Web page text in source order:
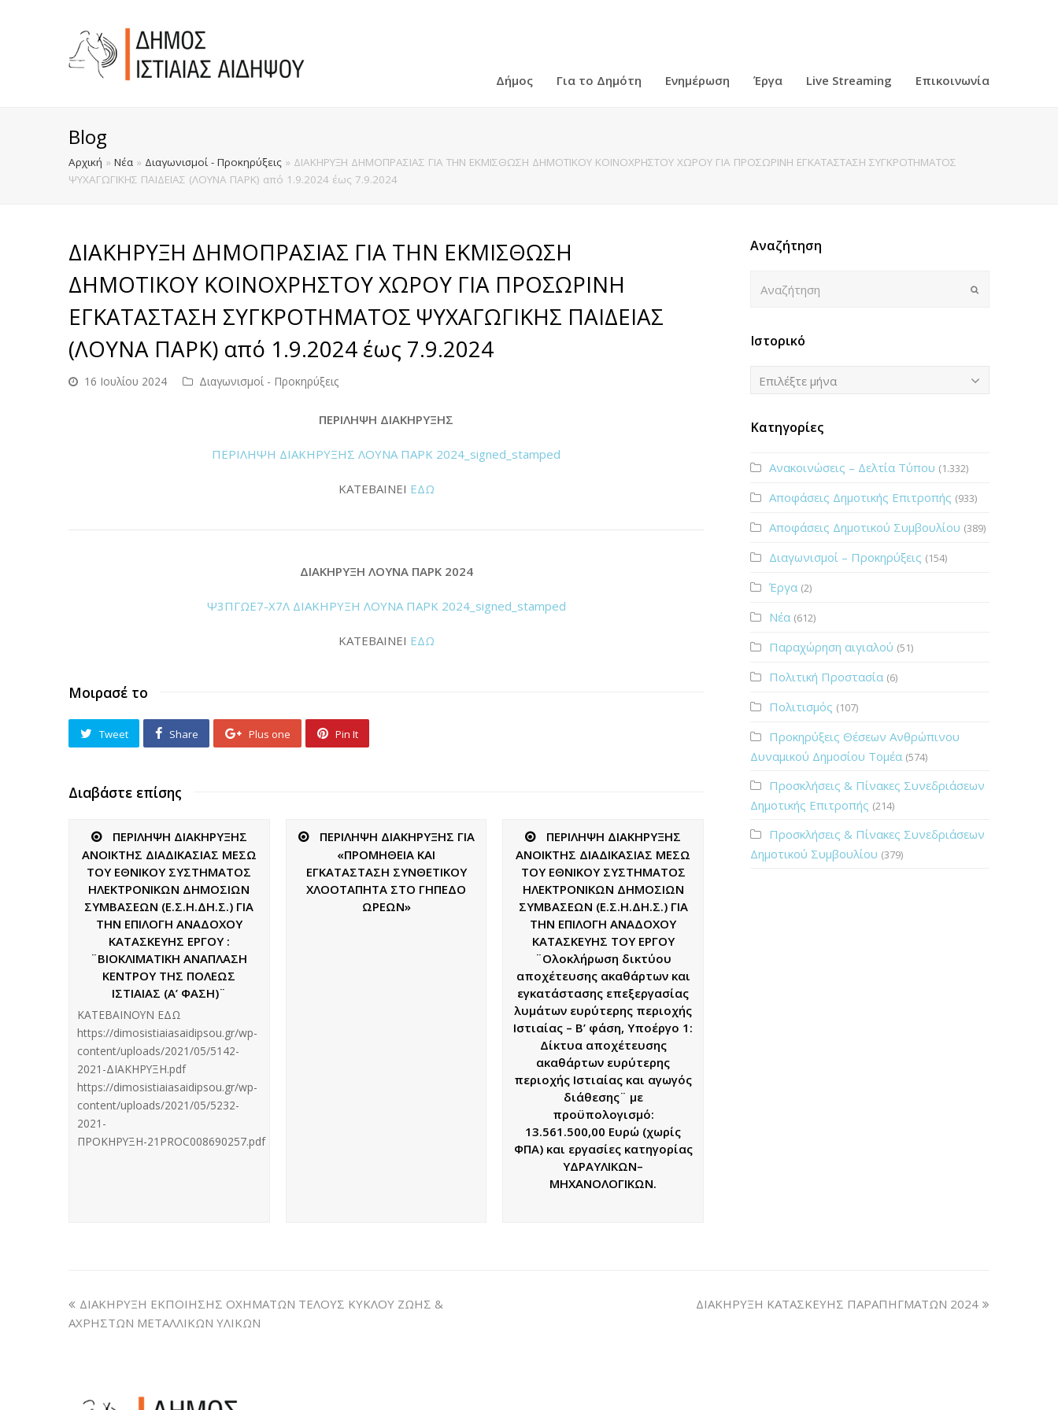
Δήμος Για το Δημότη Ενημέρωση Έργα Live Streaming Επικοινωνία
Blog
Αρχική » Νέα » Διαγωνισμοί - Προκηρύξεις » ΔΙΑΚΗΡΥΞΗ ΔΗΜΟΠΡΑΣΙΑΣ ΓΙΑ ΤΗΝ ΕΚΜΙΣΘΩΣΗ ΔΗΜΟΤΙΚΟΥ ΚΟΙΝΟΧΡΗΣΤΟΥ ΧΩΡΟΥ ΓΙΑ ΠΡΟΣΩΡΙΝΗ ΕΓΚΑΤΑΣΤΑΣΗ ΣΥΓΚΡΟΤΗΜΑΤΟΣ
ΨΥΧΑΓΩΓΙΚΗΣ ΠΑΙΔΕΙΑΣ (ΛΟΥΝΑ ΠΑΡΚ) από 1.9.2024 έως 7.9.2024
ΔΙΑΚΗΡΥΞΗ ΔΗΜΟΠΡΑΣΙΑΣ ΓΙΑ ΤΗΝ ΕΚΜΙΣΘΩΣΗ
ΔΗΜΟΤΙΚΟΥ ΚΟΙΝΟΧΡΗΣΤΟΥ ΧΩΡΟΥ ΓΙΑ ΠΡΟΣΩΡΙΝΗ
ΕΓΚΑΤΑΣΤΑΣΗ ΣΥΓΚΡΟΤΗΜΑΤΟΣ ΨΥΧΑΓΩΓΙΚΗΣ ΠΑΙΔΕΙΑΣ
(ΛΟΥΝΑ ΠΑΡΚ) από 1.9.2024 έως 7.9.2024
16 Ιουλίου 2024 Διαγωνισμοί - Προκηρύξεις
ΠΕΡΙΛΗΨΗ ΔΙΑΚΗΡΥΞΗΣ
ΠΕΡΙΛΗΨΗ ΔΙΑΚΗΡΥΞΗΣ ΛΟΥΝΑ ΠΑΡΚ 2024_signed_stamped
ΚΑΤΕΒΑΙΝΕΙ ΕΔΩ
ΔΙΑΚΗΡΥΞΗ ΛΟΥΝΑ ΠΑΡΚ 2024
Ψ3ΠΓΩΕ7-Χ7Λ ΔΙΑΚΗΡΥΞΗ ΛΟΥΝΑ ΠΑΡΚ 2024_signed_stamped
ΚΑΤΕΒΑΙΝΕΙ ΕΔΩ
Μοιρασέ το
Tweet Share Plus one Pin It
Διαβάστε επίσης
ΠΕΡΙΛΗΨΗ ΔΙΑΚΗΡΥΞΗΣ
ΑΝΟΙΚΤΗΣ ΔΙΑΔΙΚΑΣΙΑΣ ΜΕΣΩ
ΤΟΥ ΕΘΝΙΚΟΥ ΣΥΣΤΗΜΑΤΟΣ
ΗΛΕΚΤΡΟΝΙΚΩΝ ΔΗΜΟΣΙΩΝ
ΣΥΜΒΑΣΕΩΝ (Ε.Σ.Η.ΔΗ.Σ.) ΓΙΑ
ΤΗΝ ΕΠΙΛΟΓΗ ΑΝΑΔΟΧΟΥ
ΚΑΤΑΣΚΕΥΗΣ ΕΡΓΟΥ :
¨ΒΙΟΚΛΙΜΑΤΙΚΗ ΑΝΑΠΛΑΣΗ
ΚΕΝΤΡΟΥ ΤΗΣ ΠΟΛΕΩΣ
ΙΣΤΙΑΙΑΣ (Α’ ΦΑΣΗ)¨
ΚΑΤΕΒΑΙΝΟΥΝ ΕΔΩ
https://dimosistiaiasaidipsou.gr/wp-
content/uploads/2021/05/5142-
2021-ΔΙΑΚΗΡΥΞΗ.pdf
https://dimosistiaiasaidipsou.gr/wp-
content/uploads/2021/05/5232-
2021-
ΠΡΟΚΗΡΥΞΗ-21PROC008690257.pdf
ΠΕΡΙΛΗΨΗ ΔΙΑΚΗΡΥΞΗΣ ΓΙΑ
«ΠΡΟΜΗΘΕΙΑ ΚΑΙ
ΕΓΚΑΤΑΣΤΑΣΗ ΣΥΝΘΕΤΙΚΟΥ
ΧΛΟΟΤΑΠΗΤΑ ΣΤΟ ΓΗΠΕΔΟ
ΩΡΕΩΝ»
ΠΕΡΙΛΗΨΗ ΔΙΑΚΗΡΥΞΗΣ
ΑΝΟΙΚΤΗΣ ΔΙΑΔΙΚΑΣΙΑΣ ΜΕΣΩ
ΤΟΥ ΕΘΝΙΚΟΥ ΣΥΣΤΗΜΑΤΟΣ
ΗΛΕΚΤΡΟΝΙΚΩΝ ΔΗΜΟΣΙΩΝ
ΣΥΜΒΑΣΕΩΝ (Ε.Σ.Η.ΔΗ.Σ.) ΓΙΑ
ΤΗΝ ΕΠΙΛΟΓΗ ΑΝΑΔΟΧΟΥ
ΚΑΤΑΣΚΕΥΗΣ ΤΟΥ ΕΡΓΟΥ
¨Ολοκλήρωση δικτύου
αποχέτευσης ακαθάρτων και
εγκατάστασης επεξεργασίας
λυμάτων ευρύτερης περιοχής
Ιστιαίας – Β’ φάση, Υποέργο 1:
Δίκτυα αποχέτευσης
ακαθάρτων ευρύτερης
περιοχής Ιστιαίας και αγωγός
διάθεσης¨ με
προϋπολογισμό:
13.561.500,00 Ευρώ (χωρίς
ΦΠΑ) και εργασίες κατηγορίας
ΥΔΡΑΥΛΙΚΩΝ–
ΜΗΧΑΝΟΛΟΓΙΚΩΝ.
Αναζήτηση
Ιστορικό
Ιστορικό
Επιλέξτε μήνα
Κατηγορίες
Ανακοινώσεις – Δελτία Τύπου (1.332)
Αποφάσεις Δημοτικής Επιτροπής (933)
Αποφάσεις Δημοτικού Συμβουλίου (389)
Διαγωνισμοί – Προκηρύξεις (154)
Έργα (2)
Νέα (612)
Παραχώρηση αιγιαλού (51)
Πολιτική Προστασία (6)
Πολιτισμός (107)
Προκηρύξεις Θέσεων Ανθρώπινου
Δυναμικού Δημοσίου Τομέα (574)
Προσκλήσεις & Πίνακες Συνεδριάσεων
Δημοτικής Επιτροπής (214)
Προσκλήσεις & Πίνακες Συνεδριάσεων
Δημοτικού Συμβουλίου (379)
ΔΙΑΚΗΡΥΞΗ ΕΚΠΟΙΗΣΗΣ ΟΧΗΜΑΤΩΝ ΤΕΛΟΥΣ ΚΥΚΛΟΥ ΖΩΗΣ &
ΑΧΡΗΣΤΩΝ ΜΕΤΑΛΛΙΚΩΝ ΥΛΙΚΩΝ
ΔΙΑΚΗΡΥΞΗ ΚΑΤΑΣΚΕΥΗΣ ΠΑΡΑΠΗΓΜΑΤΩΝ 2024